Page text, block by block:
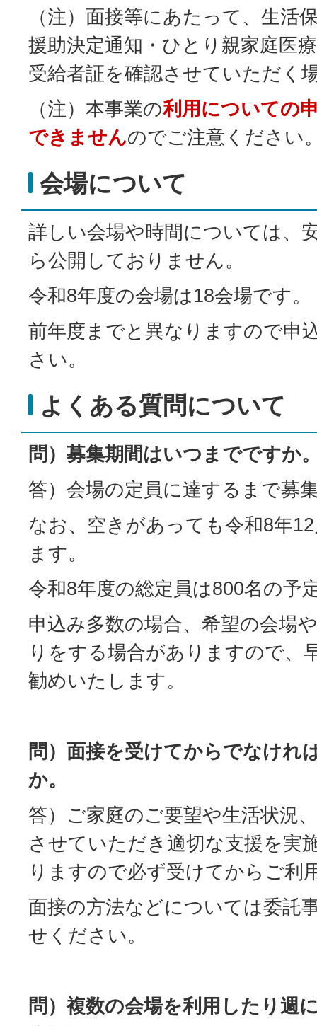
（注）面接等にあたって、生活
援助決定通知・ひとり親家庭医
受給者証を確認させていただく
（注）本事業の利用についての
できませんのでご注意ください
会場について
詳しい会場や時間については、
ら公開しておりません。
令和8年度の会場は18会場です。
前年度までと異なりますので申
さい。
よくある質問について
問）募集期間はいつまでですか
答）会場の定員に達するまで募
なお、空きがあっても令和8年
ます。
令和8年度の総定員は800名の予
申込み多数の場合、希望の会場
りをする場合がありますので、
勧めいたします。
問）面接を受けてからでなけれ
か。
答）ご家庭のご要望や生活状況
させていただき適切な支援を実
りますので必ず受けてからご利
面接の方法などについては委託
せください。
問）複数の会場を利用したり週